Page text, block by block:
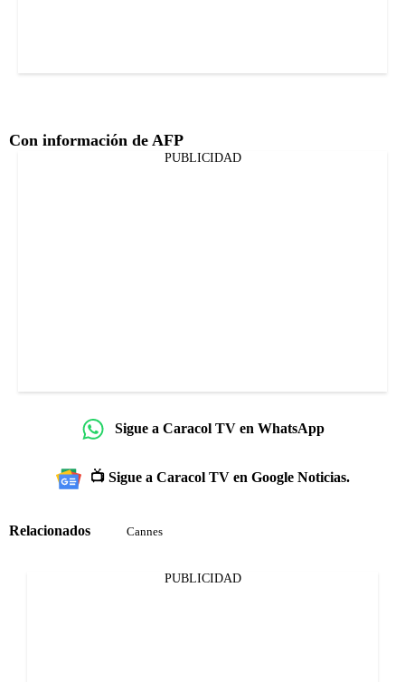
Con información de AFP
PUBLICIDAD
Sigue a Caracol TV en WhatsApp
📺 Sigue a Caracol TV en Google Noticias.
Relacionados Cannes
PUBLICIDAD